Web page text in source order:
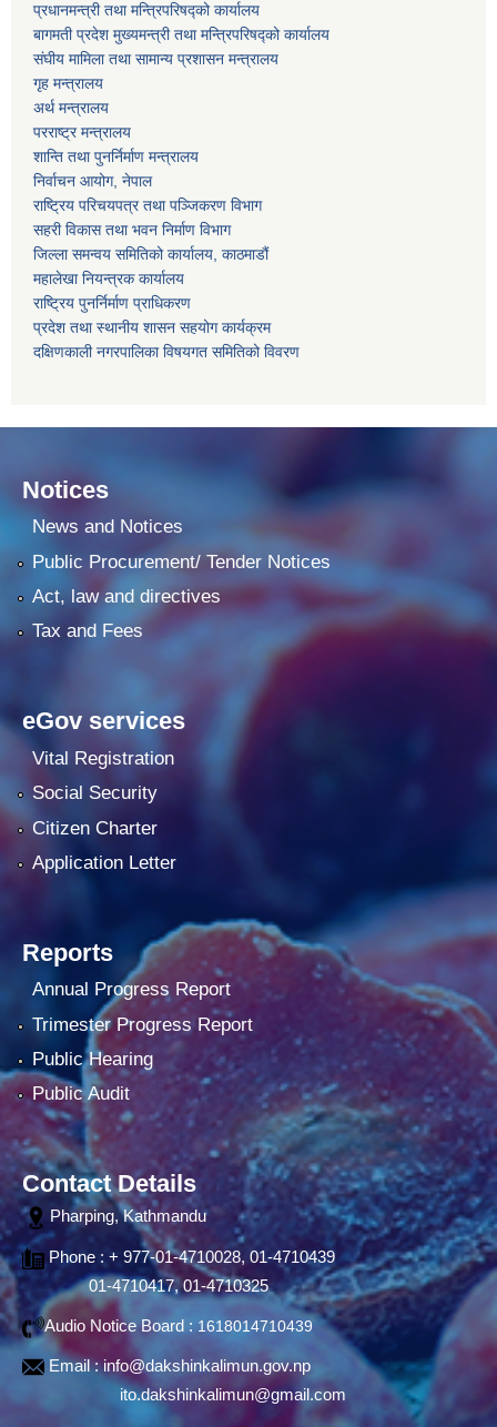
प्रधानमन्त्री तथा मन्त्रिपरिषद्को कार्यालय
बागमती प्रदेश मुख्यमन्त्री तथा मन्त्रिपरिषद्को कार्यालय
संघीय मामिला तथा सामान्य प्रशासन मन्त्रालय
गृह मन्त्रालय
अर्थ मन्त्रालय
परराष्ट्र मन्त्रालय
शान्ति तथा पुनर्निर्माण मन्त्रालय
निर्वाचन आयोग, नेपाल
राष्ट्रिय परिचयपत्र तथा पञ्जिकरण विभाग
सहरी विकास तथा भवन निर्माण विभाग
जिल्ला समन्वय समितिको कार्यालय, काठमाडौं
महालेखा नियन्त्रक कार्यालय
राष्ट्रिय पुनर्निर्माण प्राधिकरण
प्रदेश तथा स्थानीय शासन सहयोग कार्यक्रम
दक्षिणकाली नगरपालिका विषयगत समितिको विवरण
Notices
News and Notices
Public Procurement/ Tender Notices
Act, law and directives
Tax and Fees
eGov services
Vital Registration
Social Security
Citizen Charter
Application Letter
Reports
Annual Progress Report
Trimester Progress Report
Public Hearing
Public Audit
Contact Details
Pharping, Kathmandu
Phone : + 977-01-4710028, 01-4710439
01-4710417, 01-4710325
Audio Notice Board : 1618014710439
Email :info@dakshinkalimun.gov.np
ito.dakshinkalimun@gmail.com